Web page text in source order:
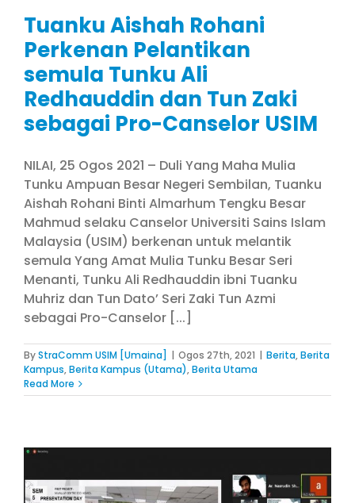
Tuanku Aishah Rohani
Perkenan Pelantikan
semula Tunku Ali
Redhauddin dan Tun Zaki
sebagai Pro-Canselor USIM
NILAI, 25 Ogos 2021 – Duli Yang Maha Mulia
Tunku Ampuan Besar Negeri Sembilan, Tuanku
Aishah Rohani Binti Almarhum Tengku Besar
Mahmud selaku Canselor Universiti Sains Islam
Malaysia (USIM) berkenan untuk melantik
semula Yang Amat Mulia Tunku Besar Seri
Menanti, Tunku Ali Redhauddin ibni Tuanku
Muhriz dan Tun Dato’ Seri Zaki Tun Azmi
sebagai Pro-Canselor [...]
ByStraComm USIM [Umaina] | Ogos 27th, 2021 | Berita,Berita
Kampus,Berita Kampus (Utama),Berita Utama
Read More